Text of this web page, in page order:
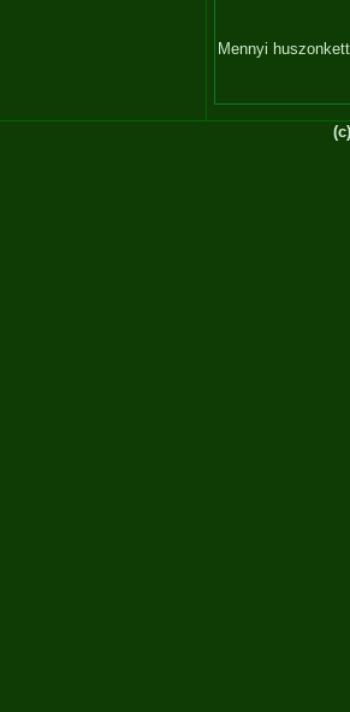
Mennyi
(c)